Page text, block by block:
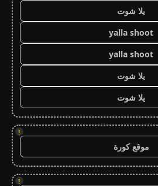
يلا شوت
yalla shoot
yalla shoot
يلا شوت
يلا شوت
!
موقع كورة
!